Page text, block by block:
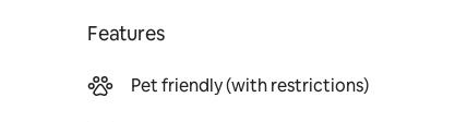
Features
Pet friendly (with restrictions)